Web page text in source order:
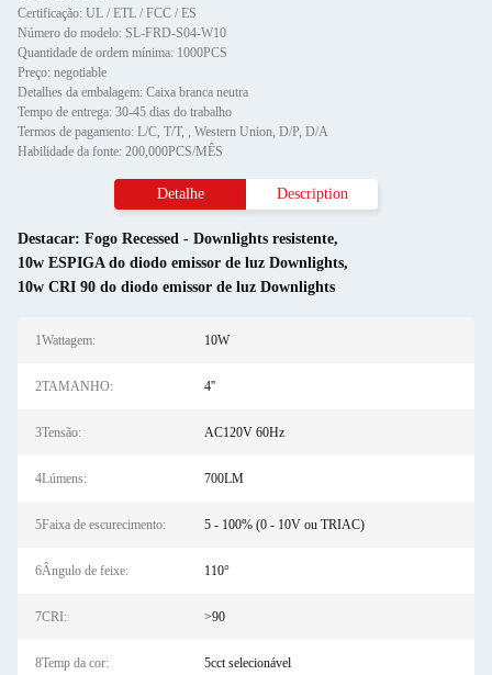
Certificação: UL / ETL / FCC / ES
Número do modelo: SL-FRD-S04-W10
Quantidade de ordem mínima: 1000PCS
Preço: negotiable
Detalhes da embalagem: Caixa branca neutra
Tempo de entrega: 30-45 dias do trabalho
Termos de pagamento: L/C, T/T, , Western Union, D/P, D/A
Habilidade da fonte: 200,000PCS/MÊS
Detalhe Description
Destacar: Fogo Recessed - Downlights resistente,
10w ESPIGA do diodo emissor de luz Downlights,
10w CRI 90 do diodo emissor de luz Downlights
1Wattagem: 10W
2TAMANHO: 4''
3Tensão: AC120V 60Hz
4Lúmens: 700LM
5Faixa de escurecimento: 5 - 100% (0 - 10V ou TRIAC)
6Ângulo de feixe: 110°
7CRI: >90
8Temp da cor: 5cct selecionável